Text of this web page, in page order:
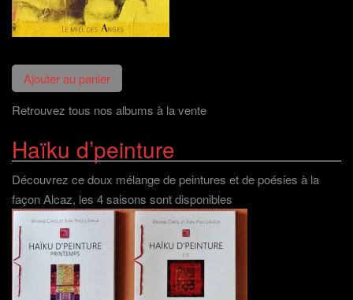
Retrouvez tous nos albums à la vente
Haïku d’peinture
Découvrez ce doux mélange de peintures et de poésies à la
façon Alcaz, les 4 saisons sont disponibles